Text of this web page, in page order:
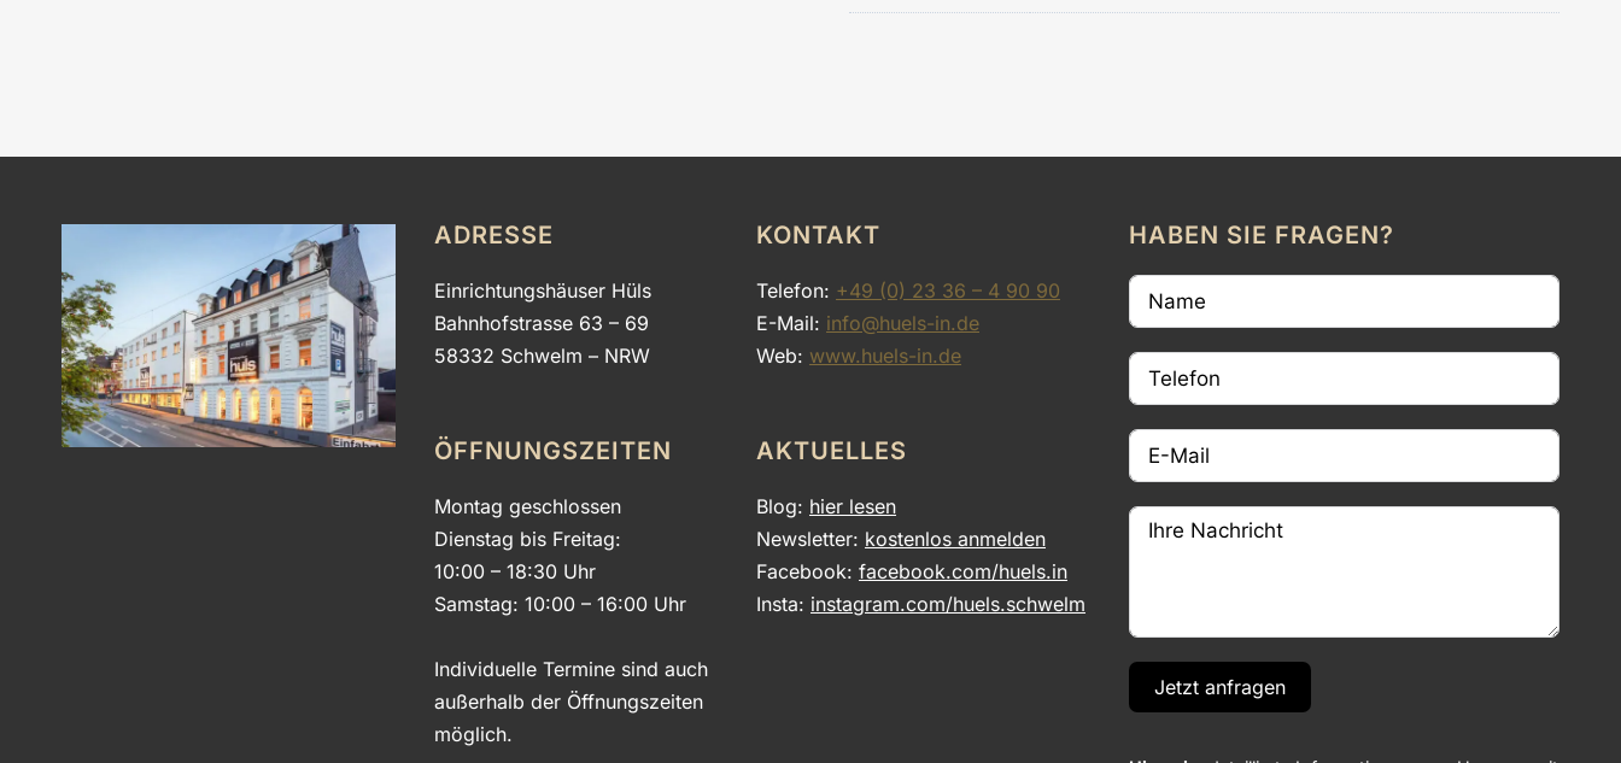
ADRESSE
Einrichtungshäuser Hüls
Bahnhofstrasse 63 – 69
58332 Schwelm – NRW
ÖFFNUNGSZEITEN
Montag geschlossen
Dienstag bis Freitag:
10:00 – 18:30 Uhr
Samstag: 10:00 – 16:00 Uhr
Individuelle Termine sind auch
außerhalb der Öffnungszeiten
möglich.
KONTAKT
Telefon: +49 (0) 23 36 – 4 90 90
E-Mail: info@huels-in.de
Web: www.huels-in.de
AKTUELLES
Blog: hier lesen
Newsletter: kostenlos anmelden
Facebook:facebook.com/huels.in
Insta: instagram.com/huels.schwelm
HABEN SIE FRAGEN?
Jetzt anfragen